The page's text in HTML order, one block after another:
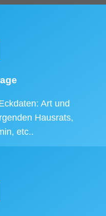
Art und
Hausrats,
etc..